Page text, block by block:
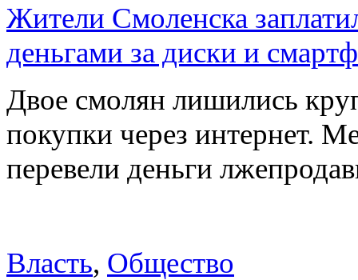
Жители Смоленска
деньгами за диски и
Двое смолян лишились
покупки через интернет.
перевели деньги
Власть, Общество